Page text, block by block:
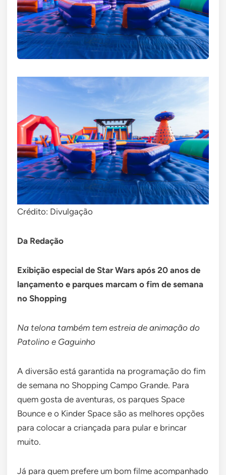
Crédito: Divulgação
Da Redação
Exibição especial de Star Wars após 20 anos de
lançamento e parques marcam o fim de semana
no Shopping
Na telona também tem estreia de animação do
Patolino e Gaguinho
A diversão está garantida na programação do fim
de semana no Shopping Campo Grande. Para
quem gosta de aventuras, os parques Space
Bounce e o Kinder Space são as melhores opções
para colocar a criançada para pular e brincar
muito.
Já para quem prefere um bom filme acompanhado